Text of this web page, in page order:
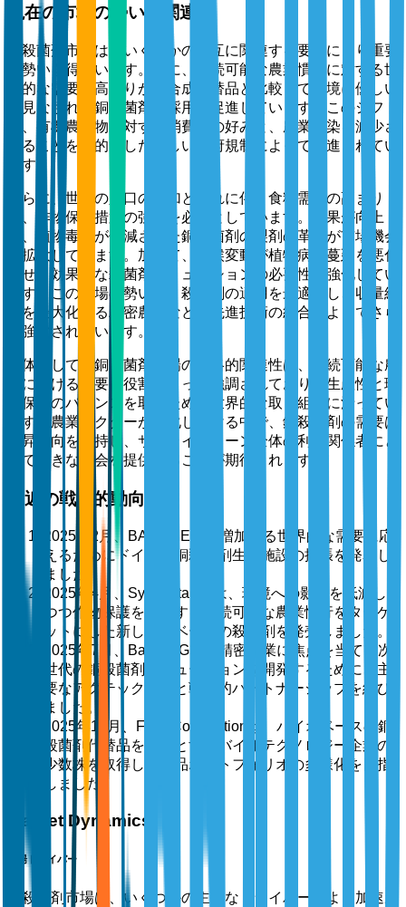
現在の市場の勢いと関連性
銅殺菌剤市場は、いくつかの相互に関連する要因により重要
な勢いを得ています。主に、持続可能な農業慣行に対する世
界的な需要の高まりが、合成代替品と比較して環境に優しい
と見なされる銅殺菌剤の採用を促進しています。このシフト
は、有機農産物に対する消費者の好みと、農業汚染を減少さ
せることを目的とした厳しい政府規制によって推進されてい
ます。
さらに、世界の人口の増加とそれに伴う食料需要の高まり
が、作物保護措置の強化を必要としています。効果が向上
し、植物毒性が低減された銅殺菌剤の製剤の革新が市場機会
を拡大しています。加えて、気候変動が植物病の蔓延を悪化
させ、効果的な殺菌剤ソリューションの必要性を強化してい
ます。この市場の勢いは、殺菌剤の適用を最適化し、収量結
果を最大化する精密農業などの先進技術の統合によってさら
に強化されています。
全体として、銅殺菌剤市場の戦略的関連性は、持続可能な農
業における重要な役割によって強調されており、生産性と環
境保護のバランスを取るための世界的な取り組みに沿ってい
ます。農業セクターが進化し続ける中で、銅殺菌剤の需要は
上昇傾向を維持し、サプライチェーン全体の利害関係者にと
って大きな機会を提供することが期待されます。
最近の戦略的動向
2025年2月、BASF SEは、増加する世界的な需要に応
えるためにドイツの銅殺菌剤生産施設の拡張を発表し
ました。
2025年4月、Syngenta AGは、環境への影響を低減し
つつ作物保護を強化する持続可能な農業慣行をターゲ
ットにした新しい銅ベースの殺菌剤を発売しました。
2025年7月、Bayer AGは、精密農業に焦点を当てた次
世代の銅殺菌剤ソリューションを開発するために、主
要なアグテック企業と戦略的パートナーシップを結び
ました。
2025年11月、FMC Corporationは、バイオベースの銅
殺菌剤代替品を専門とするバイオテクノロジー企業の
少数株を取得し、製品ポートフォリオの多様化を目指
しました。
Market Dynamics
市場ドライバー
銅殺菌剤市場は、いくつかの主要なドライバーにより加速成